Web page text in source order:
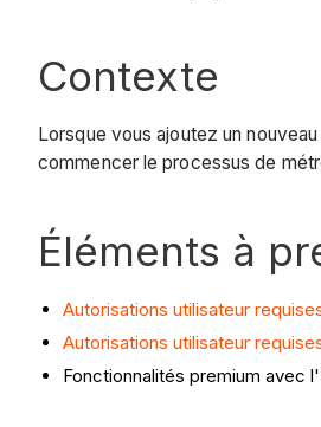
Contexte
Lorsque vous ajoutez un
commencer le processus de
Éléments à
Autorisations utilisateur
Autorisations utilisateur
Fonctionnalités premium avec l'